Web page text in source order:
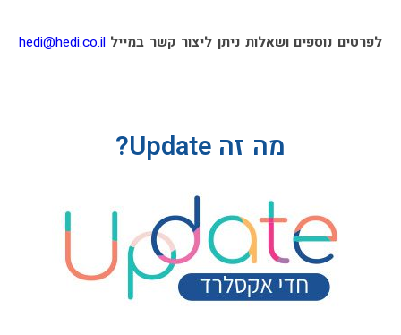
לפרטים נוספים ושאלות ניתן ליצור קשר במיילhedi@hedi.co.il
מה זה Update?